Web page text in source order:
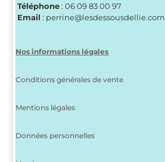
Téléphone: 06 09 83 00 97
Email : perrine@lesdessousdellie.com
Nos informations légales
Conditions générales de vente
Mentions légales
Données personnelles